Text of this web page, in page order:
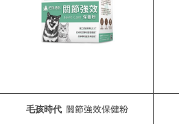
毛孩時代 關節強效保健粉